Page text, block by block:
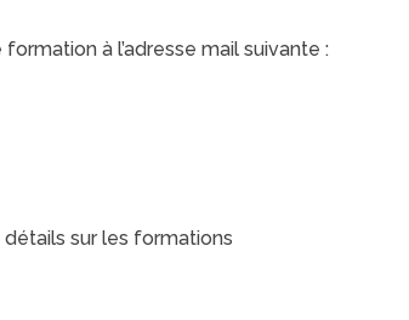
à l’adresse mail suivante :
détails sur les formations